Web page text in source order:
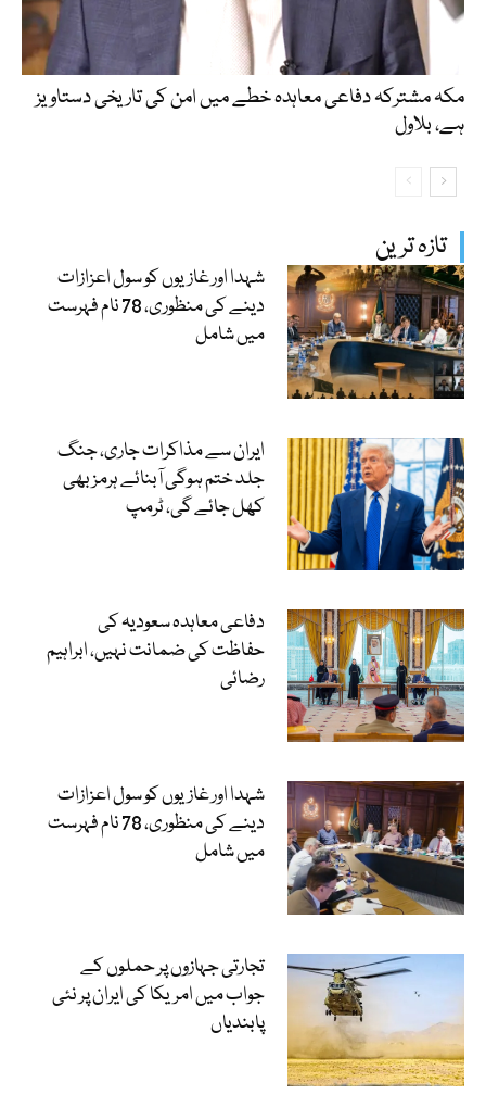
تازہ ترین
شہدا اور غازیوں کو سول اعزازات
دینے کی منظوری، 78 نام فہرست
میں شامل
ایران سے مذاکرات جاری، جنگ
جلد ختم ہوگی آبنائے ہرمز بھی
کھل جائے گی، ٹرمپ
دفاعی معاہدہ سعودیہ کی
حفاظت کی ضمانت نہیں، ابراہیم
رضائی
شہدا اور غازیوں کو سول اعزازات
دینے کی منظوری، 78 نام فہرست
میں شامل
تجارتی جہازوں پر حملوں کے
جواب میں امریکا کی ایران پر نئی
پابندیاں
مکہ مشترکہ دفاعی معاہدہ خطے میں امن کی تاریخی دستاویز
ہے، بلاول